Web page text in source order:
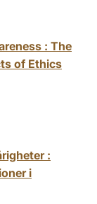
: The
of Ethics
:
i